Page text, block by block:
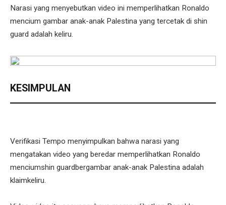
Narasi yang menyebutkan video ini memperlihatkan Ronaldo
mencium gambar anak-anak Palestina yang tercetak di shin
guard adalah keliru.
KESIMPULAN
Verifikasi Tempo menyimpulkan bahwa narasi yang
mengatakan video yang beredar memperlihatkan Ronaldo
menciumshin guardbergambar anak-anak Palestina adalah
klaimkeliru.